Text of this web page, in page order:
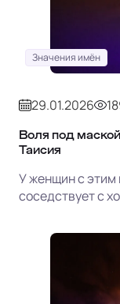
Значения имён
29.01.2026
Воля под
Таисия
У женщин с этим
соседствует с